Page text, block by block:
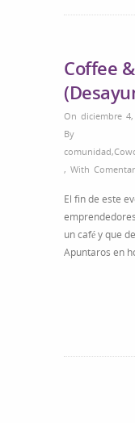
Coffee
On diciembre 4,
By
comunidad,
, With
El fin de este
un café y que
Apuntaros en